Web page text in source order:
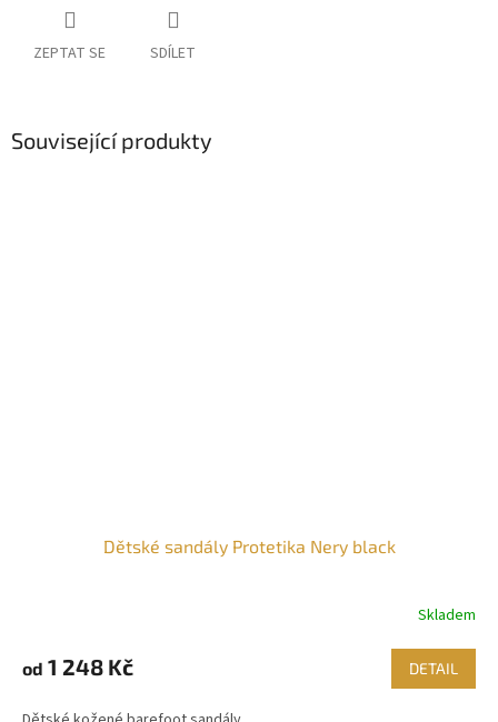
ZEPTAT SE SDÍLET
Související produkty
Dětské sandály Protetika Nery black
Skladem
od 1 248 Kč DETAIL